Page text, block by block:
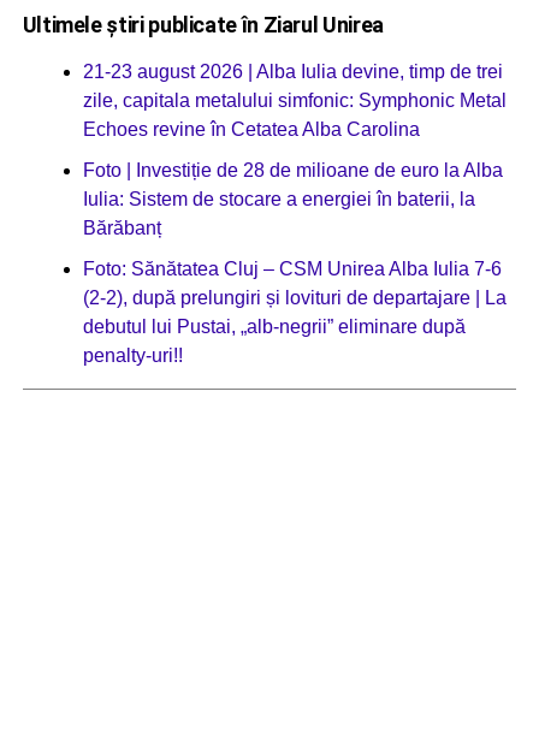
Ultimele știri publicate în Ziarul Unirea
21-23 august 2026 | Alba Iulia devine, timp de trei
zile, capitala metalului simfonic: Symphonic Metal
Echoes revine în Cetatea Alba Carolina
Foto | Investiție de 28 de milioane de euro la Alba
Iulia: Sistem de stocare a energiei în baterii, la
Bărăbanț
Foto: Sănătatea Cluj – CSM Unirea Alba Iulia 7-6
(2-2), după prelungiri și lovituri de departajare | La
debutul lui Pustai, „alb-negrii” eliminare după
penalty-uri!!